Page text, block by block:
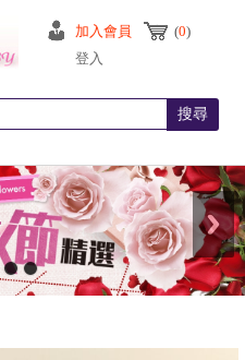
加入會員
登入
(0)
搜尋